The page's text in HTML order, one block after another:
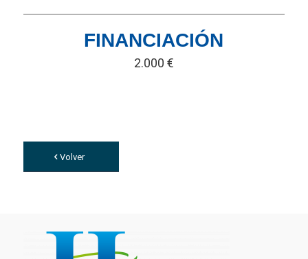
FINANCIACIÓN
2.000 €
Volver